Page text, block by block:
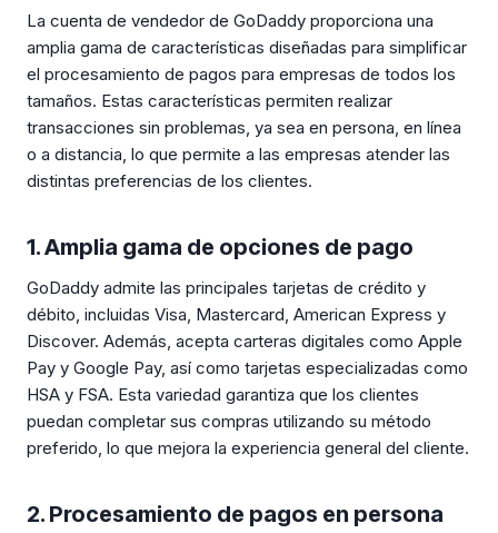
La cuenta de vendedor de GoDaddy proporciona una
amplia gama de características diseñadas para simplificar
el procesamiento de pagos para empresas de todos los
tamaños. Estas características permiten realizar
transacciones sin problemas, ya sea en persona, en línea
o a distancia, lo que permite a las empresas atender las
distintas preferencias de los clientes.
1. Amplia gama de opciones de pago
GoDaddy admite las principales tarjetas de crédito y
débito, incluidas Visa, Mastercard, American Express y
Discover. Además, acepta carteras digitales como Apple
Pay y Google Pay, así como tarjetas especializadas como
HSA y FSA. Esta variedad garantiza que los clientes
puedan completar sus compras utilizando su método
preferido, lo que mejora la experiencia general del cliente.
2. Procesamiento de pagos en persona